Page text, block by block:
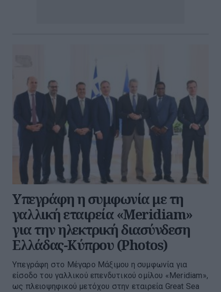
Υπεγράφη η συμφωνία με τη
γαλλική εταιρεία «Meridiam»
για την ηλεκτρική διασύνδεση
Ελλάδας-Κύπρου (Photos)
Υπεγράφη στο Μέγαρο Μάξιμου η συμφωνία για
είσοδο του γαλλικού επενδυτικού ομίλου «Meridiam»,
ως πλειοψηφικού μετόχου στην εταιρεία Great Sea